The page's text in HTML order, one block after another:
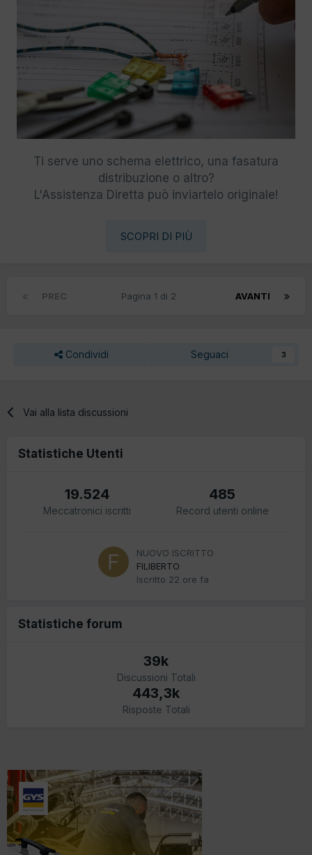
Ti serve uno schema elettrico, una fasatura
distribuzione o altro?
L'Assistenza Diretta può inviartelo originale!
SCOPRI DI PIÙ
PREC AVANTI
Pagina 1 di 2
Condividi Seguaci 3
Vai alla lista discussioni
Statistiche Utenti
19.524
Meccatronici iscritti
485
Record utenti online
NUOVO ISCRITTO
FILIBERTO
Iscritto 22 ore fa
Statistiche forum
39k
Discussioni Totali
443,3k
Risposte Totali